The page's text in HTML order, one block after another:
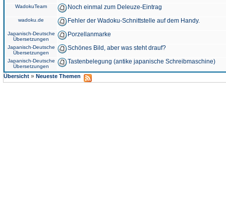
WadokuTeam Noch einmal zum Deleuze-Eintrag
wadoku.de Fehler der Wadoku-Schnittstelle auf dem Handy.
Japanisch-Deutsche
Übersetzungen
Porzellanmarke
Japanisch-Deutsche
Übersetzungen
Schönes Bild, aber was steht drauf?
Japanisch-Deutsche
Übersetzungen
Tastenbelegung (antike japanische Schreibmaschine)
Übersicht » Neueste Themen